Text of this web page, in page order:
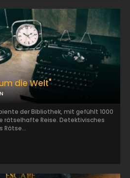
die Welt"
der Bibliothek, mit gefühlt 1000
rätselhafte Reise. Detektivisches
Rätse...